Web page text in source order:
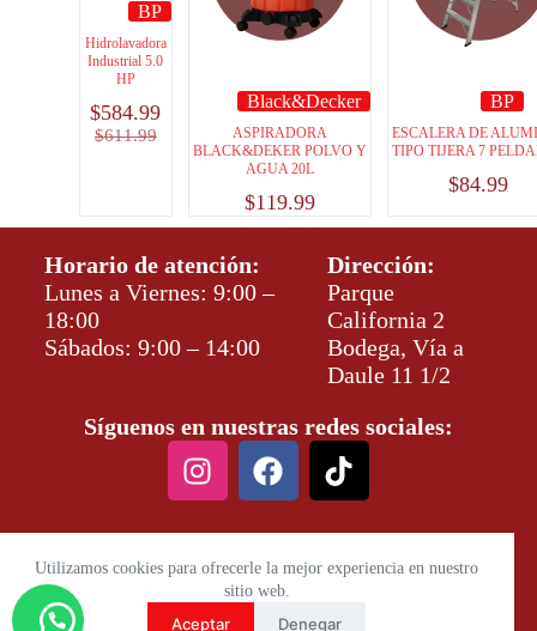
Utilizamos cookies para ofrecerle la mejor experiencia en nuestro
sitio web.
Aceptar Denegar
BP
Hidrolavadora
Industrial 5.0
HP
$611.99
$584.99 Black&Decker
ASPIRADORA
BLACK&DEKER POLVO Y
AGUA 20L
$119.99
BP
ESCALERA DE
TIPO TIJERA 7
$84.99
Horario de atención:
Lunes a Viernes: 9:00 –
18:00
Sábados: 9:00 – 14:00
Dirección:
Parque
California 2
Bodega, Vía a
Daule 11 1/2
Síguenos en nuestras redes sociales: